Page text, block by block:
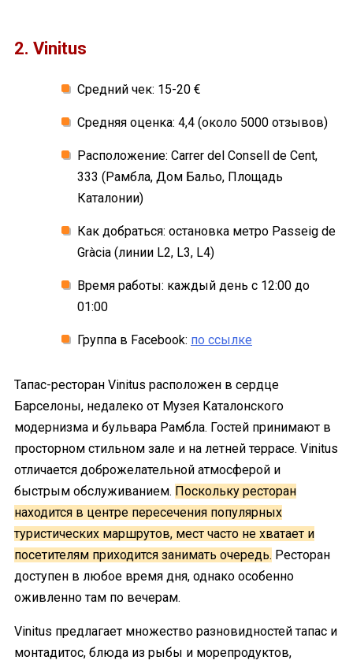
2. Vinitus
Средний чек: 15-20 €
Средняя оценка: 4,4 (около 5000 отзывов)
Расположение: Carrer del Consell de Cent,
333 (Рамбла, Дом Бальо, Площадь
Каталонии)
Как добраться: остановка метро Passeig de
Gràcia (линии L2, L3, L4)
Время работы: каждый день с 12:00 до
01:00
Группа в Facebook: по ссылке
Тапас-ресторан Vinitus расположен в сердце
Барселоны, недалеко от Музея Каталонского
модернизма и бульвара Рамбла. Гостей принимают в
просторном стильном зале и на летней террасе. Vinitus
отличается доброжелательной атмосферой и
быстрым обслуживанием. Поскольку ресторан
находится в центре пересечения популярных
туристических маршрутов, мест часто не хватает и
посетителям приходится занимать очередь. Ресторан
доступен в любое время дня, однако особенно
оживленно там по вечерам.
Vinitus предлагает множество разновидностей тапас и
монтадитос, блюда из рыбы и морепродуктов,